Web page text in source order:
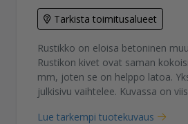
Tarkista toimitusalueet
Rustikko on eloisa betoninen
Rustikon kivet ovat saman
mm, joten se on helppo latoa.
julkisivu vaihtelee. Kuvassa on
Lue tarkempi tuotekuvaus